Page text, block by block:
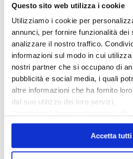
Questo sito web utilizza i cookie
Utilizziamo i cookie per
annunci, per fornire funzionalità dei
analizzare il nostro traffico.
informazioni sul modo in cui
nostri partner che si occupano di
pubblicità e social media, i quali
altre informazioni che ha fornito
dal suo utilizzo dei loro servizi.
solo i cookie necessari.
Accetta tutti
〉 Rubriche